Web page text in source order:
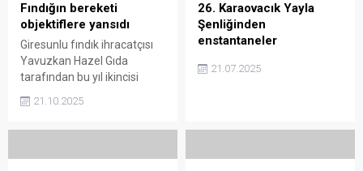
Fındığın bereketi
objektiflere yansıdı
Giresunlu fındık ihracatçısı
Yavuzkan Hazel Gıda
tarafından bu yıl ikincisi
düzenlenen “Yavuzkan
Fındık 2. Ulusal Fındık ve
21.10.2025
26. Karaovacık Yayla
Şenliğinden
enstantaneler
21.07.2025